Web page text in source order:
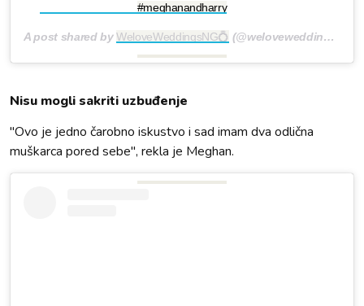
#meghanandharry
A post shared byWeloveWeddingsNG💍 (@weloveweddingsng) on
Nisu mogli sakriti uzbuđenje
"Ovo je jedno čarobno iskustvo i sad imam dva odlična
muškarca pored sebe", rekla je Meghan.